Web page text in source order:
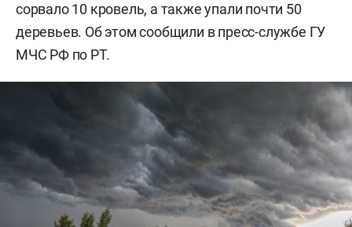
сорвало 10 кровель, а также упали почти 50
деревьев. Об этом сообщили в пресс-службе ГУ
МЧС РФ по РТ.